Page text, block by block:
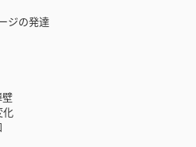
ジの発達
化